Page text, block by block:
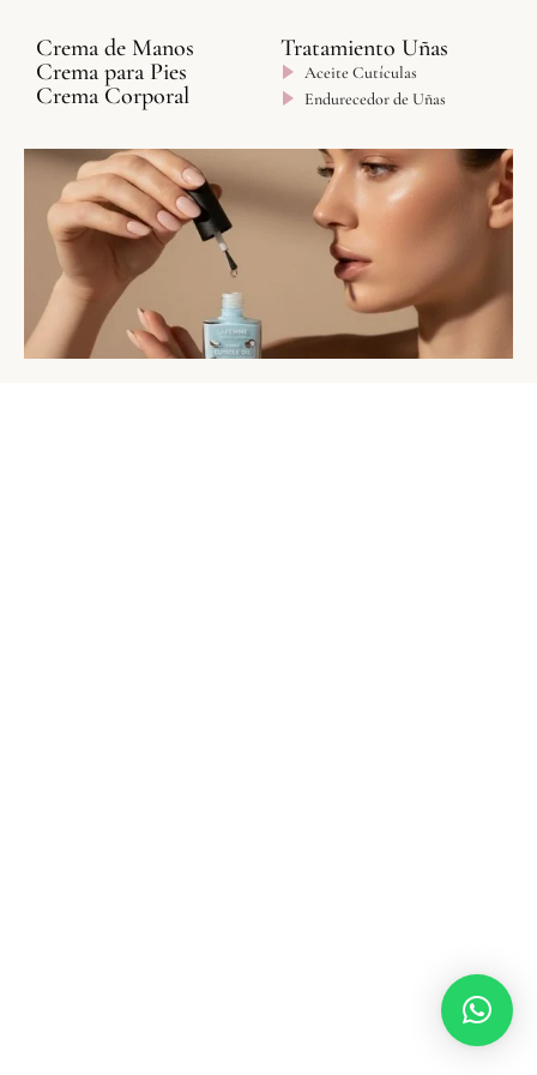
Crema de Manos
Crema para Pies
Crema Corporal
Tratamiento Uñas
Aceite Cutículas
Endurecedor de Uñas